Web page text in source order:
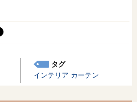
タグ
インテリア カーテン